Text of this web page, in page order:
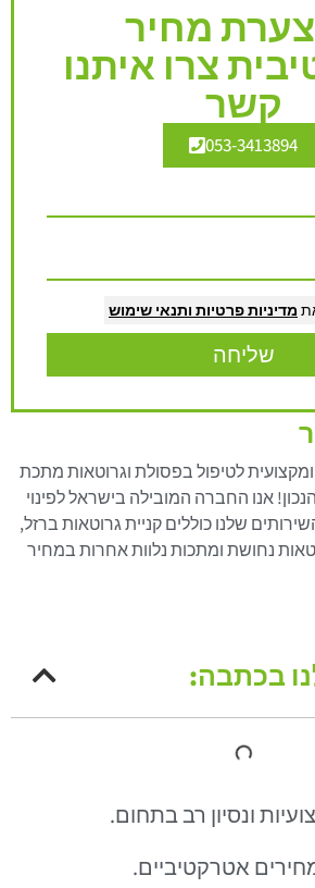
מחיר
צרו איתנו
קשר
053-3413894
מדיניות פרטיות ותנאי שימוש
שליחה
לטיפול בפסולת וגרוטאות מתכת
אנו החברה המובילה בישראל לפינוי
שלנו כוללים קניית גרוטאות ברזל,
נחושת ומתכות נלוות אחרות במחיר
בכתבה:
ונסיון רב בתחום.
אטרקטיביים.